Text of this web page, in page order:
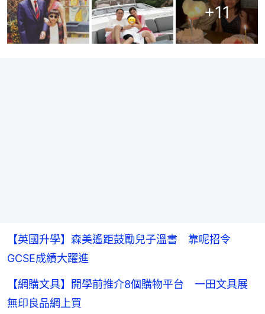
+11
【英國升學】森美遙距鼓勵兒子溫書 靠呢招令
GCSE成績大躍進
【網購文具】開學前推介8個購物平台 一田文具展
無印良品網上買